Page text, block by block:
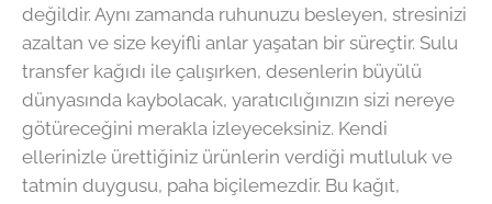
değildir. Aynı zamanda ruhunuzu besleyen, stresinizi
azaltan ve size keyifli anlar yaşatan bir süreçtir. Sulu
transfer kağıdı ile çalışırken, desenlerin büyülü
dünyasında kaybolacak, yaratıcılığınızın sizi nereye
götüreceğini merakla izleyeceksiniz. Kendi
ellerinizle ürettiğiniz ürünlerin verdiği mutluluk ve
tatmin duygusu, paha biçilemezdir. Bu kağıt,